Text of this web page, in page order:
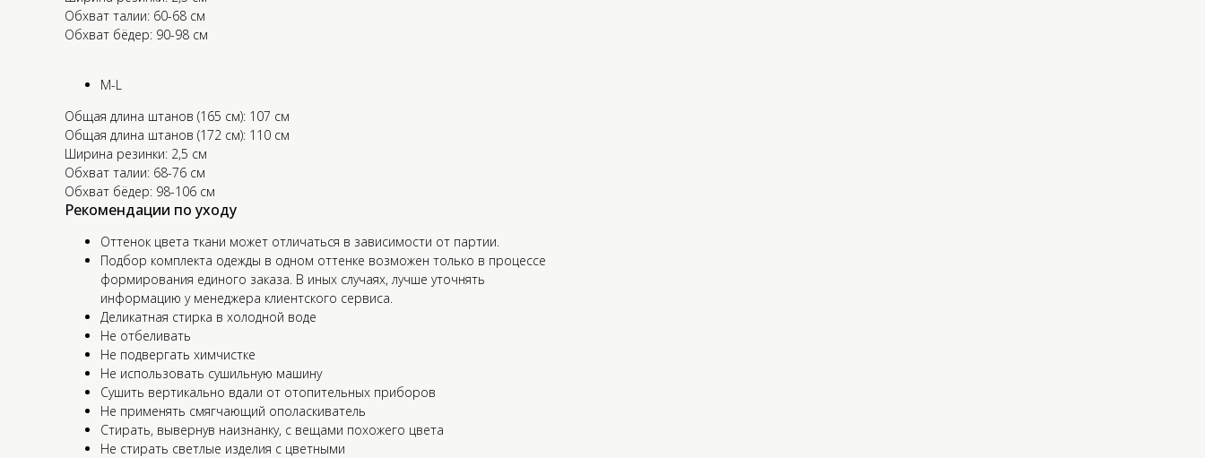
Обхват талии: 60-68 см
Обхват бёдер: 90-98 см
M-L
Общая длина штанов (165 см): 107 см
Общая длина штанов (172 см): 110 см
Ширина резинки: 2,5 см
Обхват талии: 68-76 см
Обхват бёдер: 98-106 см
Рекомендации по уходу
Оттенок цвета ткани может отличаться в зависимости от партии.
Подбор комплекта одежды в одном оттенке возможен только в процессе
формирования единого заказа. В иных случаях, лучше уточнять
информацию у менеджера клиентского сервиса.
Деликатная стирка в холодной воде
Не отбеливать
Не подвергать химчистке
Не использовать сушильную машину
Сушить вертикально вдали от отопительных приборов
Не применять смягчающий ополаскиватель
Стирать, вывернув наизнанку, с вещами похожего цвета
Не стирать светлые изделия с цветными